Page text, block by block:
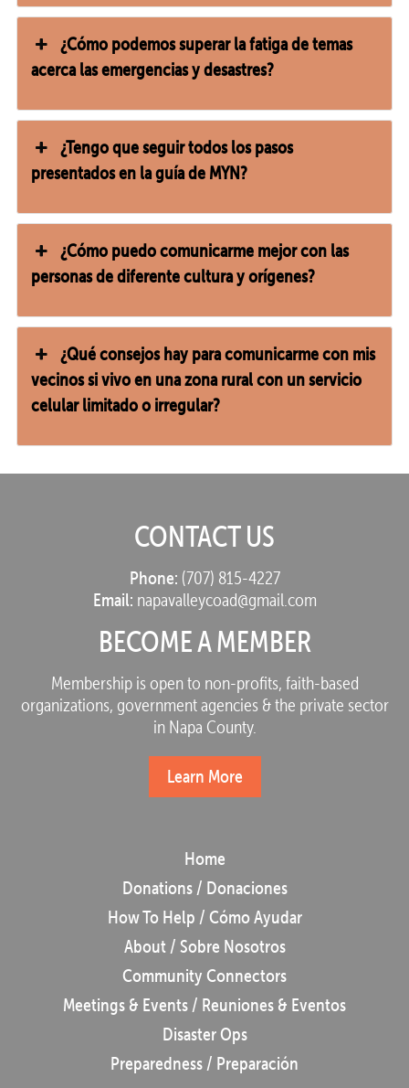
¿Cómo podemos superar la fatiga de temas
acerca las emergencias y desastres?
¿Tengo que seguir todos los pasos
presentados en la guía de MYN?
¿Cómo puedo comunicarme mejor con las
personas de diferente cultura y orígenes?
¿Qué consejos hay para comunicarme con mis
vecinos si vivo en una zona rural con un servicio
celular limitado o irregular?
CONTACT US
Phone: (707) 815-4227
Email: napavalleycoad@gmail.com
BECOME A MEMBER
Membership is open to non-profits, faith-based
organizations, government agencies & the private sector
in Napa County.
Learn More
Home
Donations / Donaciones
How To Help / Cómo Ayudar
About / Sobre Nosotros
Community Connectors
Meetings & Events / Reuniones & Eventos
Disaster Ops
Preparedness / Preparación